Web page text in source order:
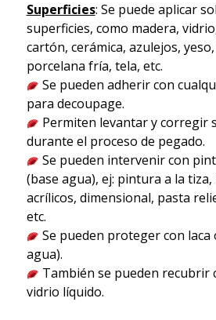
Superficies: Se puede aplicar
superficies, como madera,
cartón, cerámica, azulejos,
porcelana fría, tela, etc.
Se pueden adherir con
para decoupage.
Permiten levantar y corregir
durante el proceso de pegado.
Se pueden intervenir con
(base agua), ej: pintura a la tiza,
acrílicos, dimensional, pasta
etc.
Se pueden proteger con laca
agua).
También se pueden recubrir
vidrio líquido.